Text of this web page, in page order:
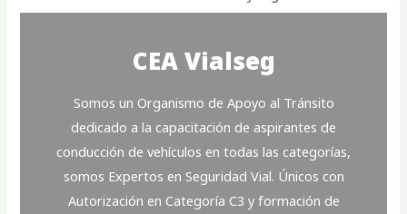
CEA Vialseg
Somos un Organismo de Apoyo al Tránsito
dedicado a la capacitación de aspirantes de
conducción de vehículos en todas las categorías,
somos Expertos en Seguridad Vial. Únicos con
Autorización en Categoría C3 y formación de